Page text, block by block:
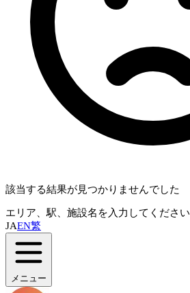
該当する結果が見つかりませんでした
エリア、駅、施設名を入力してください
JAEN繁
メニュー